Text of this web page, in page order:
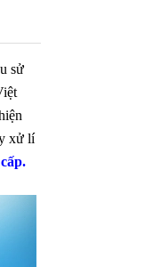
sử
xử lí